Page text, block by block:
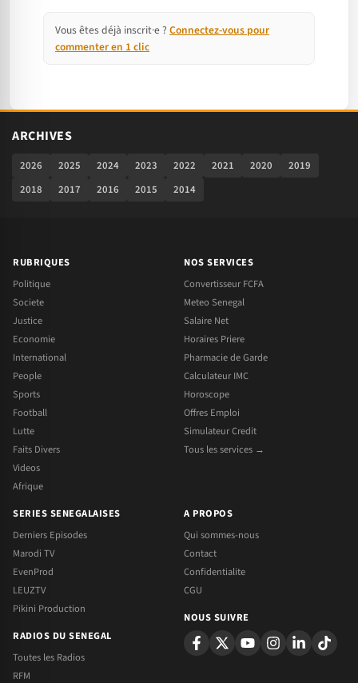
Vous êtes déjà inscrit·e ? Connectez-vous pour
commenter en 1 clic
ARCHIVES
2026 2025 2024 2023 2022 2021 2020
2019
2018
2017 2016 2015 2014
RUBRIQUES
Politique
Societe
Justice
Economie
International
People
Sports
Football
Lutte
Faits Divers
Videos
Afrique
NOS SERVICES
Convertisseur FCFA
Meteo Senegal
Salaire Net
Horaires Priere
Pharmacie de Garde
Calculateur IMC
Horoscope
Offres Emploi
Simulateur Credit
Tous les services →
SERIES SENEGALAISES
Derniers Episodes
Marodi TV
EvenProd
LEUZTV
Pikini Production
RADIOS DU SENEGAL
Toutes les Radios
RFM
A PROPOS
Qui sommes-nous
Contact
Confidentialite
CGU
NOUS SUIVRE